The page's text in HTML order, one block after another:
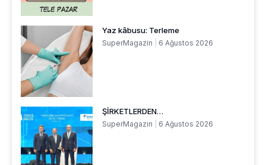
Yaz kâbusu: Terleme
SuperMagazin 6 Ağustos 2026
ŞİRKETLERDEN…
SuperMagazin 6 Ağustos 2026